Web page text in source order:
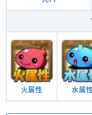
火属性 水属性